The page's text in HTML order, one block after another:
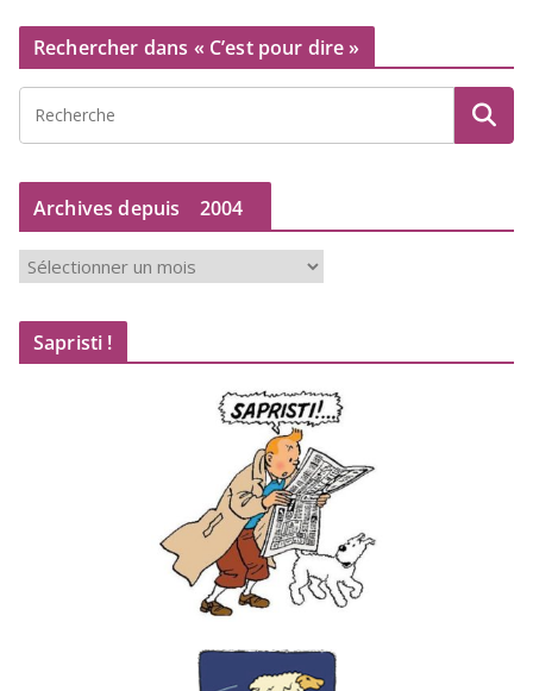
Rechercher dans « C’est pour dire »
Archives depuis 2004
c
Sapristi !